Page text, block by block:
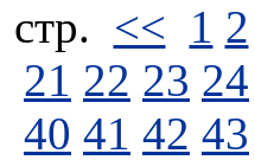
стp. << 1 2
21 22 23 24
40 41 42 43